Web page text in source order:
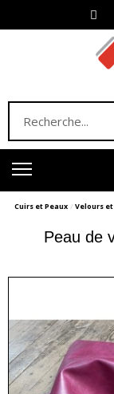
Cuirs et Peaux Velours
Peau de